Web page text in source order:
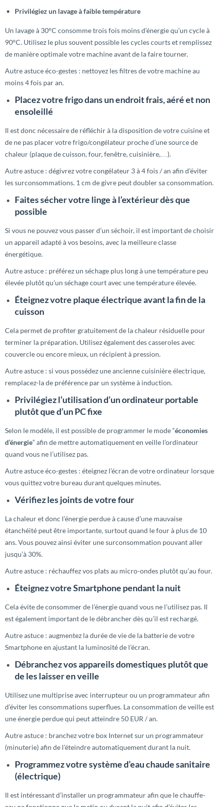
Privilégiez un lavage à faible température
Un lavage à 30°C consomme trois fois moins d’énergie qu’un cycle à
90°C. Utilisez le plus souvent possible les cycles courts et remplissez
de manière optimale votre machine avant de la faire tourner.
Autre astuce éco-gestes : nettoyez les filtres de votre machine au
moins 4 fois par an.
Placez votre frigo dans un endroit frais, aéré et non
ensoleillé
Il est donc nécessaire de réfléchir à la disposition de votre cuisine et
de ne pas placer votre frigo/congélateur proche d’une source de
chaleur (plaque de cuisson, four, fenêtre, cuisinière,…).
Autre astuce : dégivrez votre congélateur 3 à 4 fois / an afin d’éviter
les surconsommations. 1 cm de givre peut doubler sa consommation.
Faites sécher votre linge à l’extérieur dès que
possible
Si vous ne pouvez vous passer d’un séchoir, il est important de choisir
un appareil adapté à vos besoins, avec la meilleure classe
énergétique.
Autre astuce : préférez un séchage plus long à une température peu
élevée plutôt qu’un séchage court avec une température élevée.
Éteignez votre plaque électrique avant la fin de la
cuisson
Cela permet de profiter gratuitement de la chaleur résiduelle pour
terminer la préparation. Utilisez également des casseroles avec
couvercle ou encore mieux, un récipient à pression.
Autre astuce : si vous possédez une ancienne cuisinière électrique,
remplacez-la de préférence par un système à induction.
Privilégiez l’utilisation d’un ordinateur portable
plutôt que d’un PC fixe
Selon le modèle, il est possible de programmer le mode “économies
d’énergie” afin de mettre automatiquement en veille l’ordinateur
quand vous ne l’utilisez pas.
Autre astuce éco-gestes : éteignez l’écran de votre ordinateur lorsque
vous quittez votre bureau durant quelques minutes.
Vérifiez les joints de votre four
La chaleur et donc l’énergie perdue à cause d’une mauvaise
étanchéité peut être importante, surtout quand le four à plus de 10
ans. Vous pouvez ainsi éviter une surconsommation pouvant aller
jusqu’à 30%.
Autre astuce : réchauffez vos plats au micro-ondes plutôt qu’au four.
Éteignez votre Smartphone pendant la nuit
Cela évite de consommer de l’énergie quand vous ne l’utilisez pas. Il
est également important de le débrancher dès qu’il est rechargé.
Autre astuce : augmentez la durée de vie de la batterie de votre
Smartphone en ajustant la luminosité de l’écran.
Débranchez vos appareils domestiques plutôt que
de les laisser en veille
Utilisez une multiprise avec interrupteur ou un programmateur afin
d’éviter les consommations superflues. La consommation de veille est
une énergie perdue qui peut atteindre 50 EUR / an.
Autre astuce : branchez votre box Internet sur un programmateur
(minuterie) afin de l’éteindre automatiquement durant la nuit.
Programmez votre système d’eau chaude sanitaire
(électrique)
Il est intéressant d’installer un programmateur afin que le chauffe-